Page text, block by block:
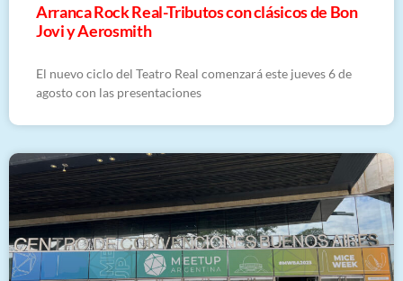
Arranca Rock Real-Tributos con clásicos de Bon
Jovi y Aerosmith
El nuevo ciclo del Teatro Real comenzará este jueves 6 de
agosto con las presentaciones